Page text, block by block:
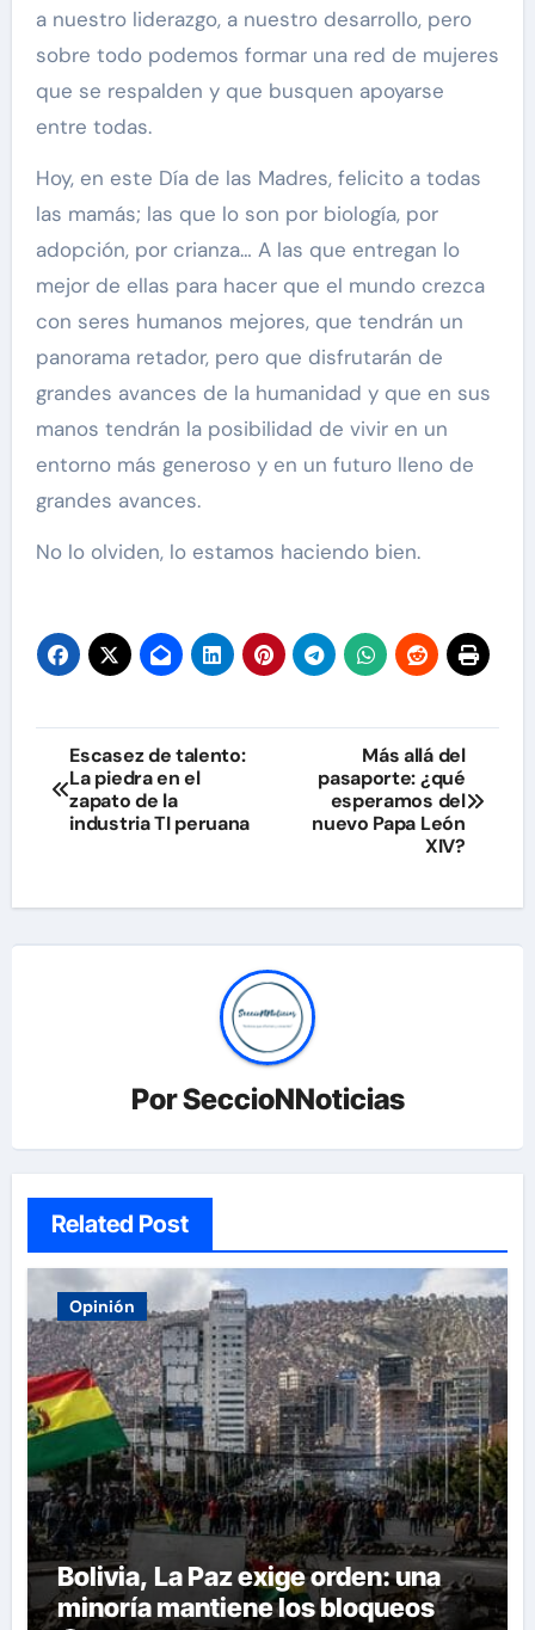
a nuestro liderazgo, a nuestro desarrollo, pero
sobre todo podemos formar una red de mujeres
que se respalden y que busquen apoyarse
entre todas.
Hoy, en este Día de las Madres, felicito a todas
las mamás; las que lo son por biología, por
adopción, por crianza… A las que entregan lo
mejor de ellas para hacer que el mundo crezca
con seres humanos mejores, que tendrán un
panorama retador, pero que disfrutarán de
grandes avances de la humanidad y que en sus
manos tendrán la posibilidad de vivir en un
entorno más generoso y en un futuro lleno de
grandes avances.
No lo olviden, lo estamos haciendo bien.
Navegación
de
entradas
Escasez de talento:
La piedra en el
zapato de la
industria TI peruana
Más allá del
pasaporte: ¿qué
esperamos del
nuevo Papa León
XIV?
PorSeccioNNoticias
Related Post
Opinión
Bolivia, La Paz exige orden: una
minoría mantiene los bloqueos